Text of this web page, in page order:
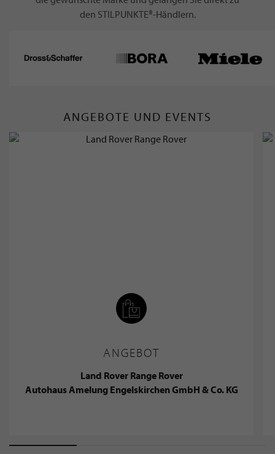
den STILPUNKTE®-Händlern.
ANGEBOTE UND EVENTS
ANGEBOT
Land Rover Range Rover
Autohaus Amelung Engelskirchen GmbH & Co. KG